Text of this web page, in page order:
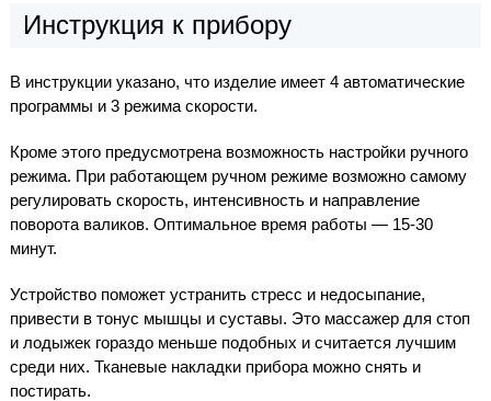
Инструкция к прибору
В инструкции указано, что изделие имеет 4 автоматические
программы и 3 режима скорости.
Кроме этого предусмотрена возможность настройки ручного
режима. При работающем ручном режиме возможно самому
регулировать скорость, интенсивность и направление
поворота валиков. Оптимальное время работы — 15-30
минут.
Устройство поможет устранить стресс и недосыпание,
привести в тонус мышцы и суставы. Это массажер для стоп
и лодыжек гораздо меньше подобных и считается лучшим
среди них. Тканевые накладки прибора можно снять и
постирать.